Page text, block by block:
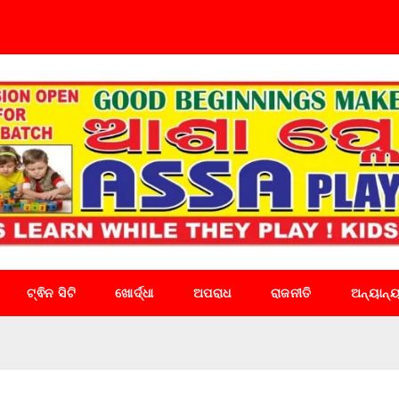
ଟ୍ଵିନ ସିଟି ଖୋର୍ଦ୍ଧା ଅପରାଧ ରାଜନୀତି